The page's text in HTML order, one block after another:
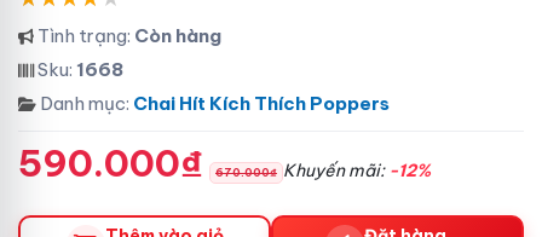
Tình trạng: Còn hàng
Sku: 1668
Danh mục: Chai Hít Kích Thích Poppers
590.000₫ 670.000₫ Khuyến mãi: -12%